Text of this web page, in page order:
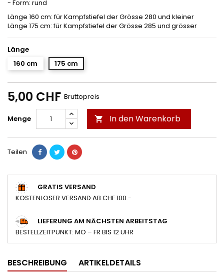
- Form: rund
Länge 160 cm: für Kampfstiefel der Grösse 280 und kleiner
Länge 175 cm: für Kampfstiefel der Grösse 285 und grösser
Länge
160 cm
175 cm
5,00 CHF Bruttopreis
Menge  In den Warenkorb
Teilen
GRATIS VERSAND
KOSTENLOSER VERSAND AB CHF 100.-
LIEFERUNG AM NÄCHSTEN ARBEITSTAG
BESTELLZEITPUNKT: MO – FR BIS 12 UHR
BESCHREIBUNG ARTIKELDETAILS